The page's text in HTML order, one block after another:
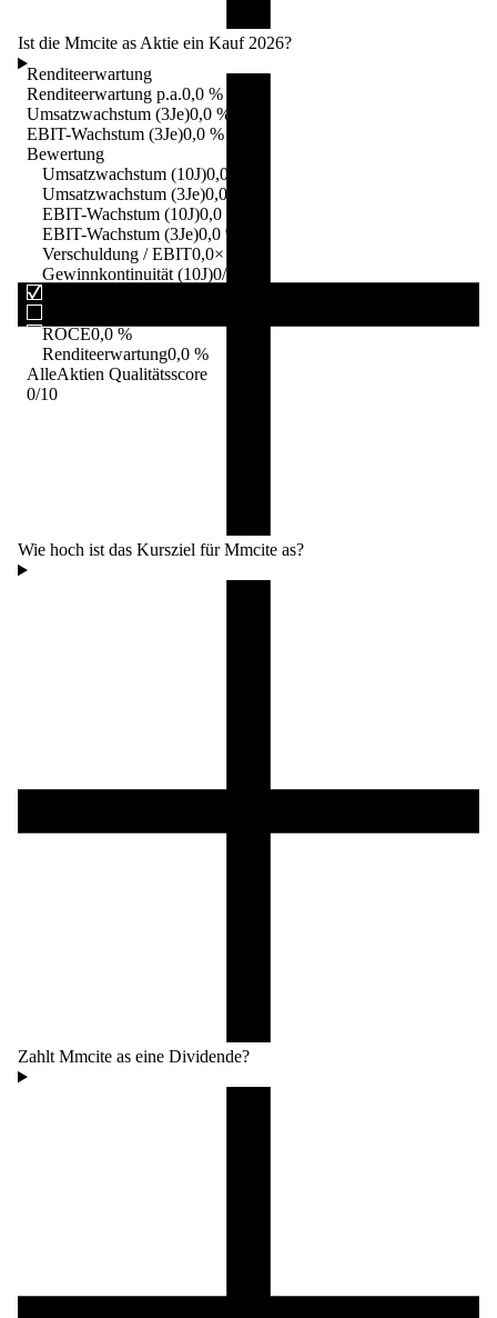
Renditeerwartung
Renditeerwartung p.a.0,0 %
Umsatzwachstum (3Je)0,0 %
EBIT-Wachstum (3Je)0,0 %
Bewertung
Umsatzwachstum (10J)0,0 %
Umsatzwachstum (3Je)0,0 %
EBIT-Wachstum (10J)0,0 %
EBIT-Wachstum (3Je)0,0 %
Verschuldung / EBIT0,0×
Gewinnkontinuität (10J)0/10
ROCE0,0 %
Renditeerwartung0,0 %
AlleAktien Qualitätsscore
0/10
Ist die Mmcite as Aktie ein Kauf 2026?
Wie hoch ist das Kursziel für Mmcite as?
Zahlt Mmcite as eine Dividende?